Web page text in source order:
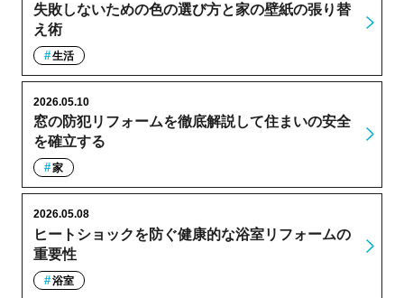
失敗しないための色の選び方と家の壁紙の張り替
え術
生活
窓の防犯リフォームを徹底解説して住まいの安全
を確立する
2026.05.10
家
ヒートショックを防ぐ健康的な浴室リフォームの
重要性
2026.05.08
浴室